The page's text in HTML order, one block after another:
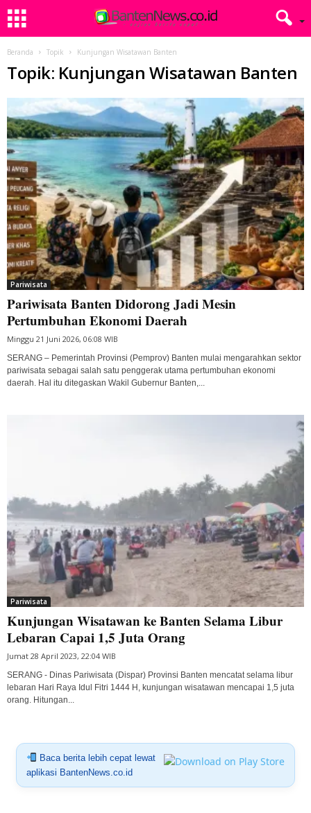
Beranda Topik Kunjungan Wisatawan Banten
Topik: Kunjungan Wisatawan Banten
Pariwisata
Pariwisata Banten Didorong Jadi Mesin
Pertumbuhan Ekonomi Daerah
Minggu 21 Juni 2026, 06:08 WIB
SERANG – Pemerintah Provinsi (Pemprov) Banten mulai mengarahkan sektor
pariwisata sebagai salah satu penggerak utama pertumbuhan ekonomi
daerah. Hal itu ditegaskan Wakil Gubernur Banten,...
Pariwisata
Kunjungan Wisatawan ke Banten Selama Libur
Lebaran Capai 1,5 Juta Orang
Jumat 28 April 2023, 22:04 WIB
SERANG - Dinas Pariwisata (Dispar) Provinsi Banten mencatat selama libur
lebaran Hari Raya Idul Fitri 1444 H, kunjungan wisatawan mencapai 1,5 juta
orang. Hitungan...
Baca berita lebih cepat lewat
aplikasi BantenNews.co.id